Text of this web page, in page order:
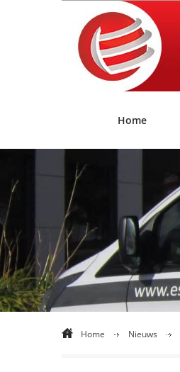
Home
Home Nieuws